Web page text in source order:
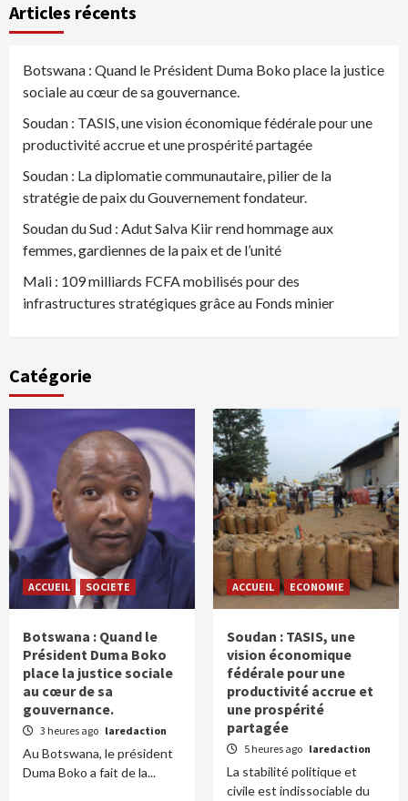
Articles récents
Botswana : Quand le Président Duma Boko place la justice
sociale au cœur de sa gouvernance.
Soudan : TASIS, une vision économique fédérale pour une
productivité accrue et une prospérité partagée
Soudan : La diplomatie communautaire, pilier de la
stratégie de paix du Gouvernement fondateur.
Soudan du Sud : Adut Salva Kiir rend hommage aux
femmes, gardiennes de la paix et de l’unité
Mali : 109 milliards FCFA mobilisés pour des
infrastructures stratégiques grâce au Fonds minier
Catégorie
ACCUEIL SOCIETE
Botswana : Quand le
Président Duma Boko
place la justice sociale
au cœur de sa
gouvernance.
3 heures ago laredaction
Au Botswana, le président
Duma Boko a fait de la...
ACCUEIL ECONOMIE
Soudan : TASIS, une
vision économique
fédérale pour une
productivité accrue et
une prospérité
partagée
5 heures ago laredaction
La stabilité politique et
civile est indissociable du